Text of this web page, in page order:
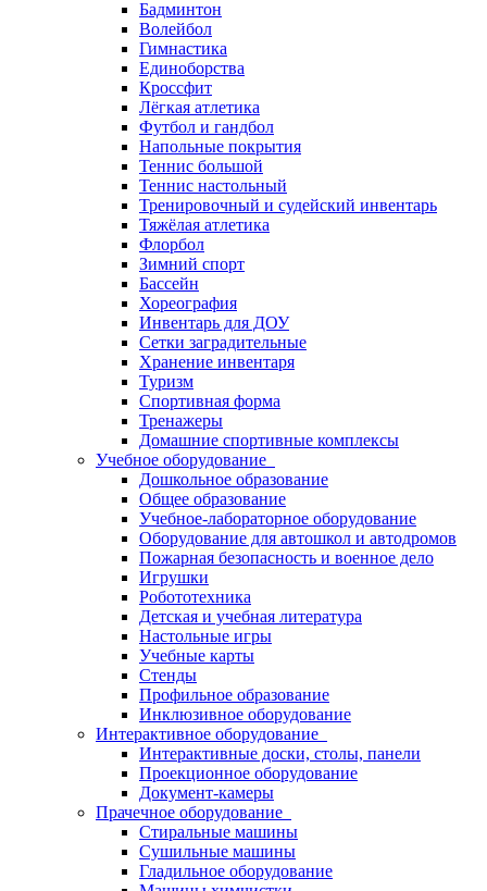
Бадминтон
Волейбол
Гимнастика
Единоборства
Кроссфит
Лёгкая атлетика
Футбол и гандбол
Напольные покрытия
Теннис большой
Теннис настольный
Тренировочный и судейский инвентарь
Тяжёлая атлетика
Флорбол
Зимний спорт
Бассейн
Хореография
Инвентарь для ДОУ
Сетки заградительные
Хранение инвентаря
Туризм
Спортивная форма
Тренажеры
Домашние спортивные комплексы
Учебное оборудование
Дошкольное образование
Общее образование
Учебное-лабораторное оборудование
Оборудование для автошкол и автодромов
Пожарная безопасность и военное дело
Игрушки
Робототехника
Детская и учебная литература
Настольные игры
Учебные карты
Стенды
Профильное образование
Инклюзивное оборудование
Интерактивное оборудование
Интерактивные доски, столы, панели
Проекционное оборудование
Документ-камеры
Прачечное оборудование
Стиральные машины
Сушильные машины
Гладильное оборудование